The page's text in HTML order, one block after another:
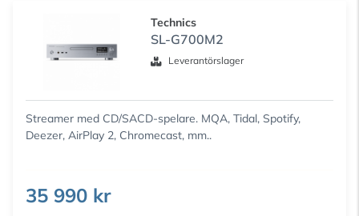
Technics
SL-G700M2
Leverantörslager
Streamer med CD/SACD-spelare. MQA, Tidal, Spotify,
Deezer, AirPlay 2, Chromecast, mm..
35 990 kr